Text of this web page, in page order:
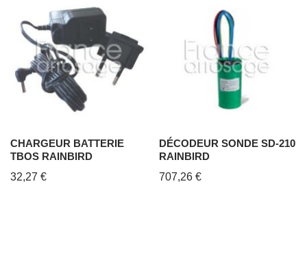
CHARGEUR BATTERIE
TBOS RAINBIRD
32,27 €
DÉCODEUR SONDE SD-210
RAINBIRD
707,26€